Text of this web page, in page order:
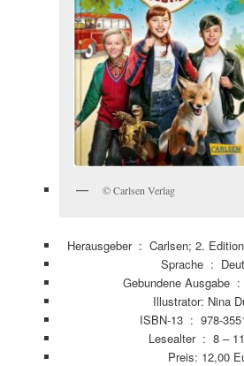
© Carlsen Verlag
Herausgeber ‏ : ‎ Carlsen; 2.
Sprache ‏ : ‎
Gebundene Ausgabe ‏ : ‎
Illustrator: Nina
ISBN-13 ‏ : ‎978-
Lesealter ‏ : ‎ 8 –
Preis: 12,00